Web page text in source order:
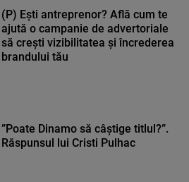
(P) Ești antreprenor? Află cum te
ajută o campanie de advertoriale
să crești vizibilitatea și încrederea
brandului tău
”Poate Dinamo să câștige titlul?”.
Răspunsul lui Cristi Pulhac